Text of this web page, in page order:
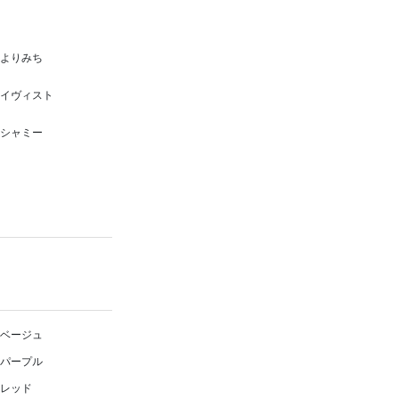
よりみち
イヴィスト
シャミー
ベージュ
パープル
レッド